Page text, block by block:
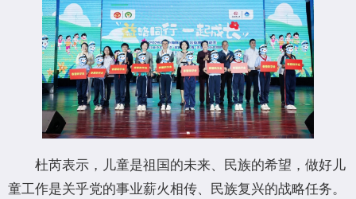
杜芮表示，儿童是祖国的未来、民族的希望，做好儿
童工作是关乎党的事业薪火相传、民族复兴的战略任务。